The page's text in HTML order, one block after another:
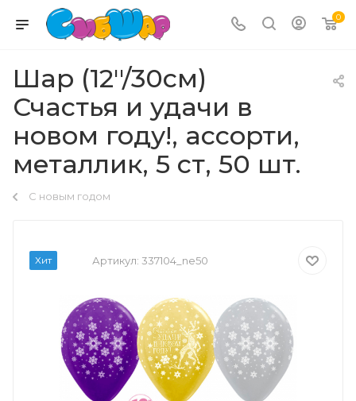
0
Шар (12''/30см)
Счастья и удачи в
новом году!, ассорти,
металлик, 5 ст, 50 шт.
С новым годом
Хит Артикул: 337104_ne50